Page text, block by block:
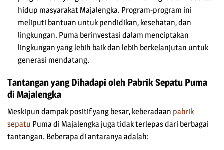
hidup masyarakat Majalengka. Program-program ini
meliputi bantuan untuk pendidikan, kesehatan, dan
lingkungan. Puma berinvestasi dalam menciptakan
lingkungan yang lebih baik dan lebih berkelanjutan untuk
generasi mendatang.
Tantangan yang Dihadapi oleh Pabrik Sepatu Puma
di Majalengka
Meskipun dampak positif yang besar, keberadaan pabrik
sepatu Puma di Majalengka juga tidak terlepas dari berbagai
tantangan. Beberapa di antaranya adalah: